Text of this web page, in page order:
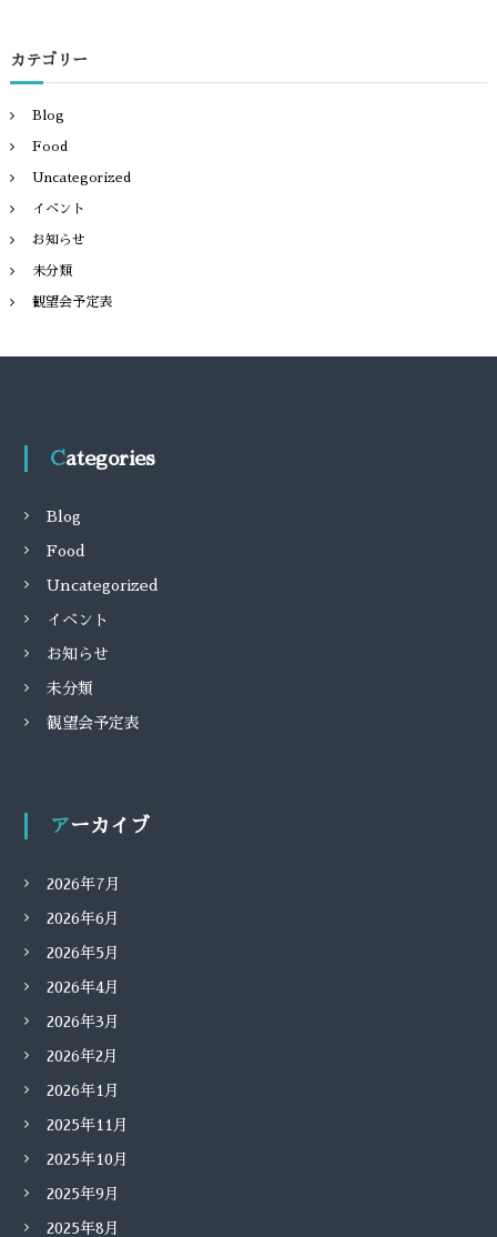
カテゴリー
Blog
Food
Uncategorized
イベント
お知らせ
未分類
観望会予定表
Categories
Blog
Food
Uncategorized
イベント
お知らせ
未分類
観望会予定表
アーカイブ
2026年7月
2026年6月
2026年5月
2026年4月
2026年3月
2026年2月
2026年1月
2025年11月
2025年10月
2025年9月
2025年8月